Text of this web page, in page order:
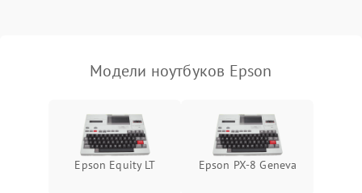
пропадание диска
оперативной памяти:
вылеты приложений,
синие экраны
Подробнее →
Модели ноутбуков Epson
Epson Equity LT Epson PX-8 Geneva